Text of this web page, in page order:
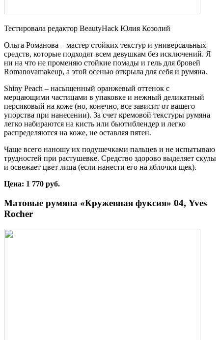
Тестировала редактор BeautyHack Юлия Козолий
Ольга Романова – мастер стойких текстур и универсальных
средств, которые подходят всем девушкам без исключений. Я
ни на что не променяю стойкие помады и гель для бровей
Romanovamakeup, а этой осенью открыла для себя и румяна.
Shiny Peach – насыщенный оранжевый оттенок с
мерцающими частицами в упаковке и нежный деликатный
персиковый на коже (но, конечно, все зависит от вашего
упорства при нанесении). За счет кремовой текстуры румяна
легко набираются на кисть или бьютиблендер и легко
распределяются на коже, не оставляя пятен.
Чаще всего наношу их подушечками пальцев и не испытываю
трудностей при растушевке. Средство здорово выделяет скулы
и освежает цвет лица (если нанести его на яблочки щек).
Цена: 1 770 руб.
Матовые румяна «Кружевная фуксия» 04, Yves
Rocher